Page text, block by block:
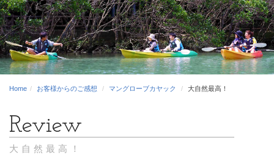
Home お客様からのご感想 マングローブカヤック 大自然最高！
大自然最高！